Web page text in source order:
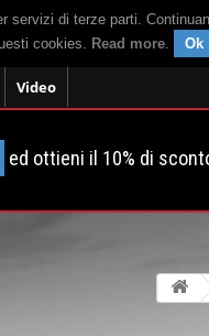
di terze parti.
cookies. Read more. Ok
Video
ed ottieni il 10% di